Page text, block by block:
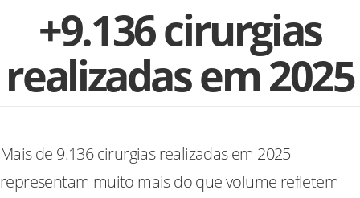
+9.136 cirurgias
realizadas em 2025
Mais de 9.136 cirurgias realizadas em 2025
representam muito mais do que volume refletem